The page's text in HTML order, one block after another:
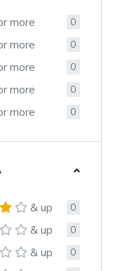
more 0
more 0
more 0
more 0
more 0
& up 0
& up 0
& up 0